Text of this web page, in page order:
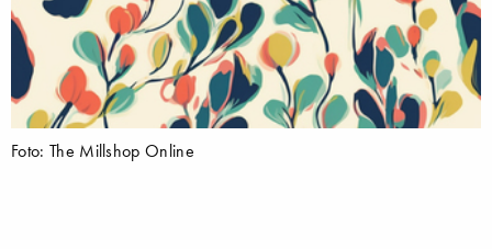
Foto: The Millshop Online